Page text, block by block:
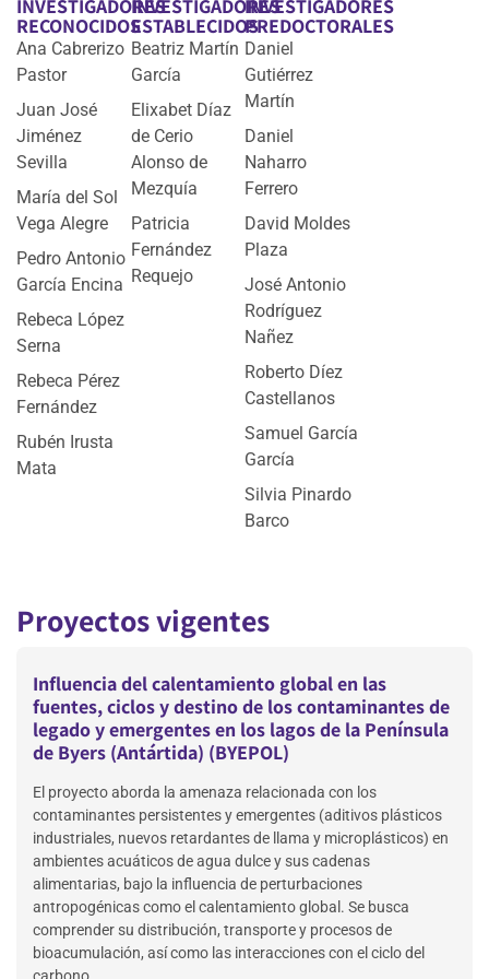
INVESTIGADORES
RECONOCIDOS
Ana Cabrerizo
Pastor
Juan José
Jiménez
Sevilla
María del Sol
Vega Alegre
Pedro Antonio
García Encina
Rebeca López
Serna
Rebeca Pérez
Fernández
Rubén Irusta
Mata
INVESTIGADORES
ESTABLECIDOS
Beatriz Martín
García
Elixabet Díaz
de Cerio
Alonso de
Mezquía
Patricia
Fernández
Requejo
INVESTIGADORES
PREDOCTORALES
Daniel
Gutiérrez
Martín
Daniel
Naharro
Ferrero
David Moldes
Plaza
José Antonio
Rodríguez
Nañez
Roberto Díez
Castellanos
Samuel García
García
Silvia Pinardo
Barco
Proyectos vigentes
Influencia del calentamiento global en las
fuentes, ciclos y destino de los contaminantes de
legado y emergentes en los lagos de la Península
de Byers (Antártida) (BYEPOL)
El proyecto aborda la amenaza relacionada con los
contaminantes persistentes y emergentes (aditivos plásticos
industriales, nuevos retardantes de llama y microplásticos) en
ambientes acuáticos de agua dulce y sus cadenas
alimentarias, bajo la influencia de perturbaciones
antropogénicas como el calentamiento global. Se busca
comprender su distribución, transporte y procesos de
bioacumulación, así como las interacciones con el ciclo del